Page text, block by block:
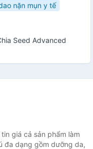
nặn mụn y tế
Seed Advanced
giá cả sản phẩm làm
đa dạng gồm dưỡng da,